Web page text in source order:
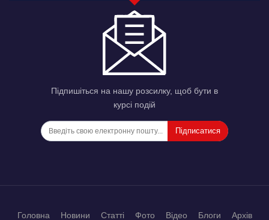
Підпишіться на нашу розсилку, щоб бути в
курсі подій
Підписатися
Головна Новини Статті Фото Відео Блоги Архів